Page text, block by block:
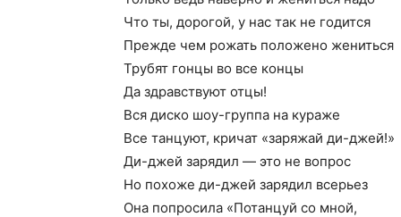
Что ты, дорогой, у нас так не годится
Прежде чем рожать положено жениться
Трубят гонцы во все концы
Да здравствуют отцы!
Вся диско шоу-группа на кураже
Все танцуют, кричат «заряжай ди-джей!»
Ди-джей зарядил — это не вопрос
Но похоже ди-джей зарядил всерьез
Она попросила «Потанцуй со мной,